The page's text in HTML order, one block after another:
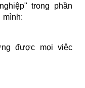
trong phần
được mọi việc